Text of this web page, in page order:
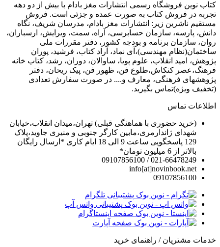
کتاب نوین فروشگاه رسمی انتشارات مغز بادام با بیش از دو دهه
تجربه در فروش کتاب به صورت عمده و جزئی است. فروش
مستقیم ناشرین زیر: انتشارات مغز بادام، مدرسان شریف، نگاه
دانش، پارسه، سازمان حسابرسی، آراه، سمت، ویرایش، ارسباران،
روان، سازمان برنامه و بودجه کشور، دفتر مقررات ملی
ساختمان(نظام مهندسی)،آی نماد، آراد کتاب، فرشید، پوران
پژوهش، امید انقلاب، علوم پویا، ساوالان، دوران، رشد، کتاب خانه
فرهنگ،عصر کنکاش،طلوع فن، ظهور فن، پیک ریحان، دفتر
پژوهشهای فرهنگی، معارف و.... در صورت سفارش تعدادی
(تخفیف ویژه)تماس بگیرید.
اطلاعات تماس
(خرید حضوری با هماهنگی قبلی) تهران،میدان انقلاب،خیابان
شهدای ژاندارمری،مابین کارگر جنوبی و منیری جاوید،پلاک
129 پاسخگویی ساعت 9 الی 18 ایام کاری *ارسال رایگان
بالاتر از 6 میلیون تومان*
021-66478249 / 09107856100
info[at]novinbook.net
09107856100
پشتیبانی تلگرام
پشتیبانی واتس آپ
صفحه اینستاگرام
صفحه آپارت
خدمات مشتریان / راهنمای خرید